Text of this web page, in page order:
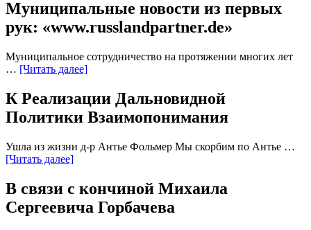
Муниципальные новости из первых
рук: «www.russlandpartner.de»
Муниципальное сотрудничество на протяжении многих лет
… [Читать далее]
К Реализации Дальновидной
Политики Взаимопонимания
Ушла из жизни д-р Антье Фольмер Мы скорбим по Антье …
[Читать далее]
В связи с кончиной Михаила
Сергеевича Горбачева